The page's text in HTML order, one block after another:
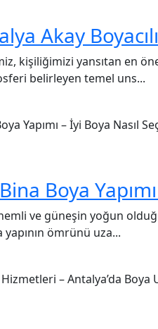
Akay
kişiliğimizi yansıtan en
belirleyen temel uns...
Boya
ve güneşin yoğun
ömrünü uza...